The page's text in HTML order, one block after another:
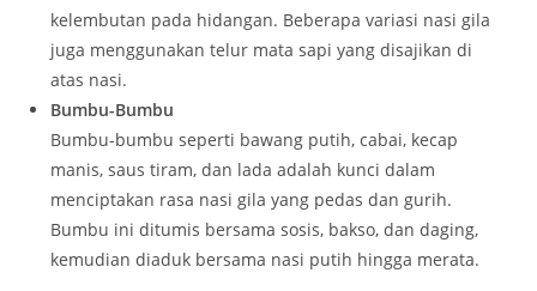
kelembutan pada hidangan. Beberapa variasi nasi gila
juga menggunakan telur mata sapi yang disajikan di
atas nasi.
Bumbu-Bumbu
Bumbu-bumbu seperti bawang putih, cabai, kecap
manis, saus tiram, dan lada adalah kunci dalam
menciptakan rasa nasi gila yang pedas dan gurih.
Bumbu ini ditumis bersama sosis, bakso, dan daging,
kemudian diaduk bersama nasi putih hingga merata.